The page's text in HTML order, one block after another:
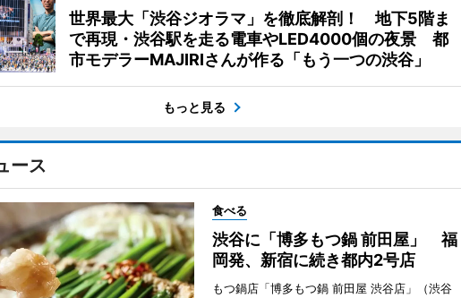
世界最大「渋谷ジオラマ」を徹底解剖！ 地下5階ま
で再現・渋谷駅を走る電車やLED4000個の夜景 都
市モデラーMAJIRIさんが作る「もう一つの渋谷」
もっと見る
ース
食べる
渋谷に「博多もつ鍋 前田屋」 福
岡発、新宿に続き都内2号店
もつ鍋店「博多もつ鍋 前田屋 渋谷店」（渋谷